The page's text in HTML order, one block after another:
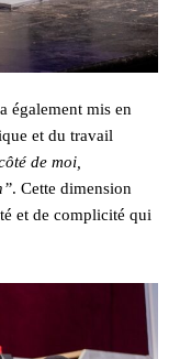
également mis en
et du travail
de moi,
. Cette dimension
et de complicité qui